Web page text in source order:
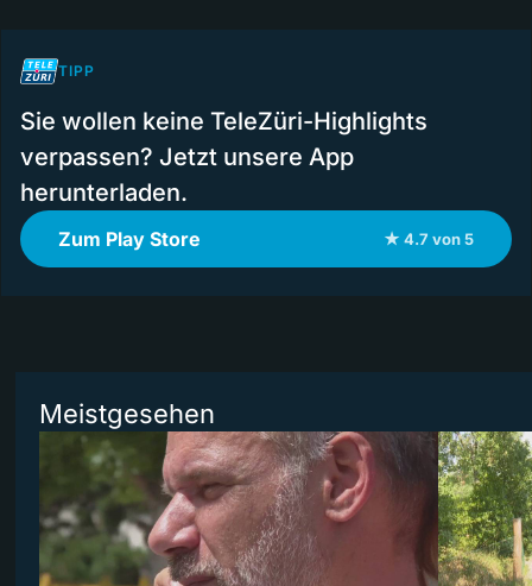
TIPP
Sie wollen keine TeleZüri-Highlights
verpassen? Jetzt unsere App
herunterladen.
Zum Play Store ★ 4.7 von 5
Meistgesehen